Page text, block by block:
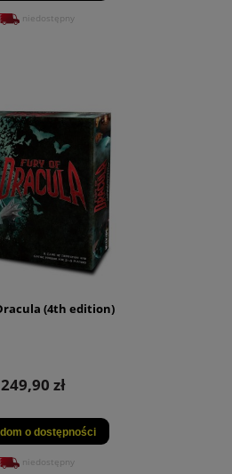
niedostępny
(4th edition)
249,90 zł
o dostępności
niedostępny